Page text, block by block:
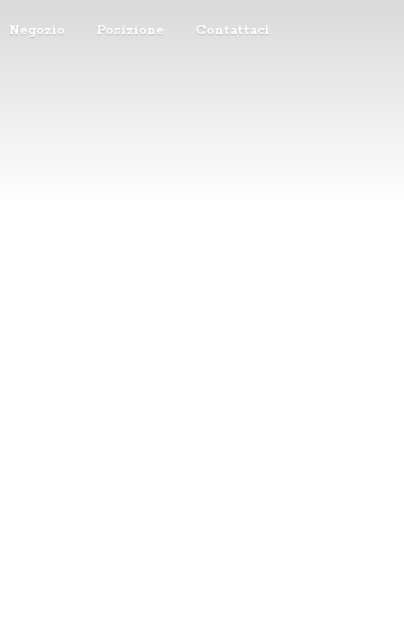
Negozio Posizione Contattaci